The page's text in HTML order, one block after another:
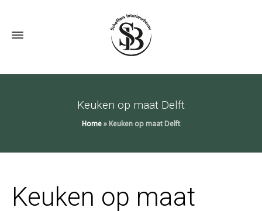
Keuken op maat Delft
Home»Keuken op maat Delft
Keuken op maat